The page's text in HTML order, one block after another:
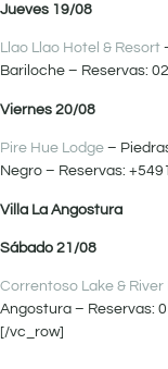
Jueves 19/08
Llao Llao Hotel & Resort
Bariloche – Reservas:
Viernes 20/08
Pire Hue Lodge –
Negro – Reservas:
Villa La Angostura
Sábado 21/08
Correntoso Lake & River
Angostura – Reservas:
[/vc_row]